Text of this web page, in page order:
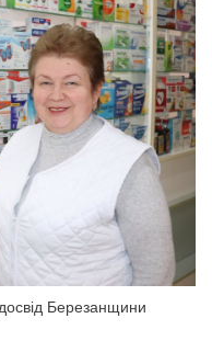
Березанщини